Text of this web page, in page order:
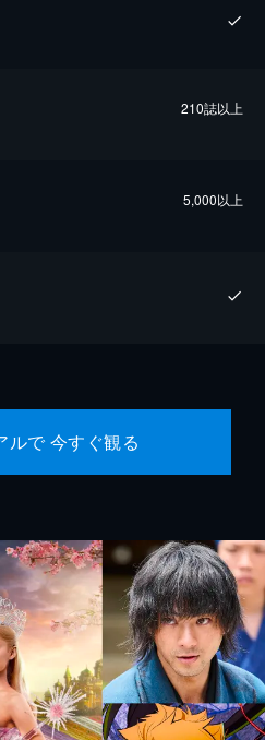
210誌以上
5,000以上
ルで 今すぐ観る